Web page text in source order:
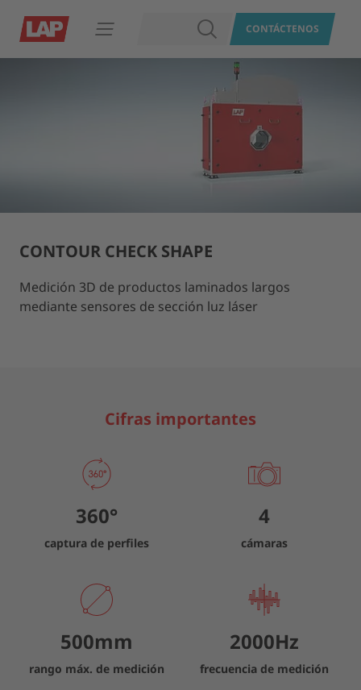
Abrir navegación BUSCARCONTÁCTENOS
CONTOUR CHECK SHAPE
Medición 3D de productos laminados largos
mediante sensores de sección luz láser
Cifras importantes
360°
captura de perfiles
4
cámaras
500mm
rango máx. de medición
2000Hz
frecuencia de medición